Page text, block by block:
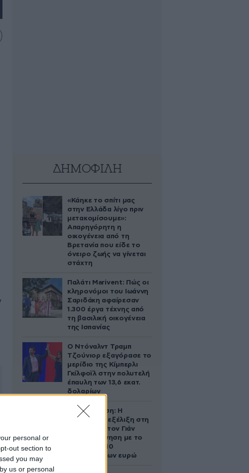
personal or
out section to
you may
us or personal
ΔΗΜΟΦΙΛΗ
«Κάηκε το σπίτι μας
στην Ελλάδα λίγο πριν
μετακομίσουμε»:
Απαρηγόρητη η
οικογένεια από τη
Βρετανία που είδε το
όνειρο ζωής να γίνεται
στάχτη
Παλάτι Marivent: Πώς οι
κληρονόμοι του Ιωάννη
Σαριδάκη αφαίρεσαν
1.300 έργα τέχνης από
τη βασιλική οικογένεια
της Ισπανίας
Ο Ντόναλντ Τραμπ
Τζούνιορ εξαγόρασε το
μερίδιο της Κίμπερλι
Γκίλφοϊλ στην πολυτελή
έπαυλη των 13,6 εκατ.
δολαρίων
Αθηνά Ωνάση: Η
απρόσμενη εξέλιξη στη
διαμάχη με τον Γιάν
Τοπς – Η κίνηση με το
άλογο των 10
εκατομμυρίων ευρώ